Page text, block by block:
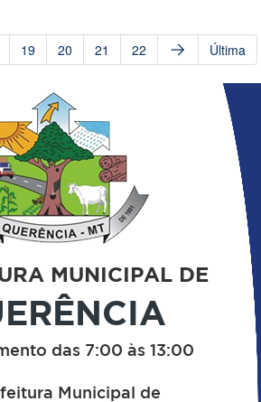
19 20 21 22 Última
MUNICIPAL DE
das 7:00 às 13:00
Municipal de